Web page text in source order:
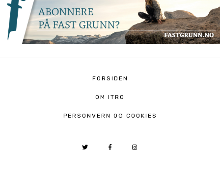
FORSIDEN
OM ITRO
PERSONVERN OG COOKIES